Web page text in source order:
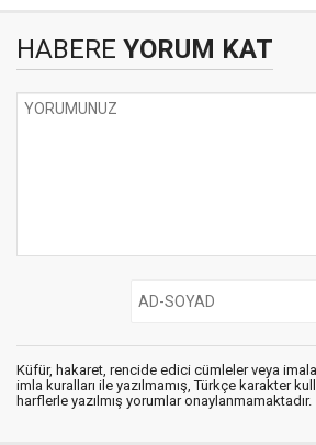
HABERE YORUM KAT
Küfür, hakaret, rencide edici cümleler veya
imla kuralları ile yazılmamış, Türkçe karakter
harflerle yazılmış yorumlar onaylanmamaktadır.